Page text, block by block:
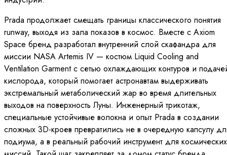
Prada продолжает смещать границы классического понятия
runway, выходя из зала показов в космос. Вместе с Axiom
Space бренд разработал внутренний слой скафандра для
миссии NASA Artemis IV — костюм Liquid Cooling and
Ventilation Garment с сетью охлаждающих контуров и
кислорода, который помогает астронавтам выдерживать
экстремальный метаболический жар во время длительных
выходов на поверхность Луны. Инженерный трикотаж,
специальные устойчивые волокна и опыт Prada в создании
сложных 3D-кроев превратились не в очередную капсулу
подиума, а в реальный рабочий инструмент для космических